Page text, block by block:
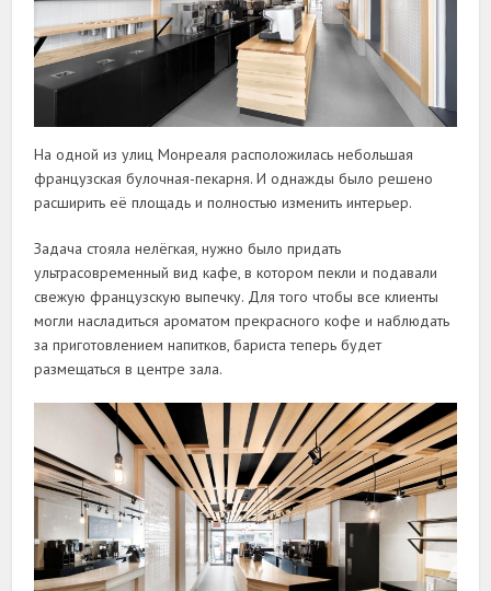
На одной из улиц Монреаля расположилась небольшая
французская булочная-пекарня. И однажды было решено
расширить её площадь и полностью изменить интерьер.
Задача стояла нелёгкая, нужно было придать
ультрасовременный вид кафе, в котором пекли и подавали
свежую французскую выпечку. Для того чтобы все клиенты
могли насладиться ароматом прекрасного кофе и наблюдать
за приготовлением напитков, бариста теперь будет
размещаться в центре зала.